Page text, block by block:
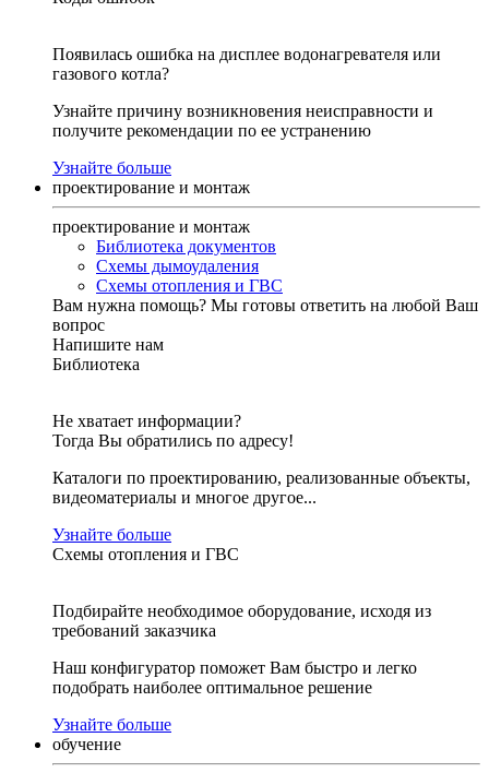
Появилась ошибка на дисплее водонагревателя или
газового котла?
Узнайте причину возникновения неисправности и
получите рекомендации по ее устранению
Узнайте больше
проектирование и монтаж
проектирование и монтаж
Библиотека документов
Схемы дымоудаления
Схемы отопления и ГВС
Вам нужна помощь? Мы готовы ответить на любой Ваш
вопрос
Напишите нам
Библиотека
Не хватает информации?
Тогда Вы обратились по адресу!
Каталоги по проектированию, реализованные объекты,
видеоматериалы и многое другое...
Узнайте больше
Схемы отопления и ГВС
Подбирайте необходимое оборудование, исходя из
требований заказчика
Наш конфигуратор поможет Вам быстро и легко
подобрать наиболее оптимальное решение
Узнайте больше
обучение